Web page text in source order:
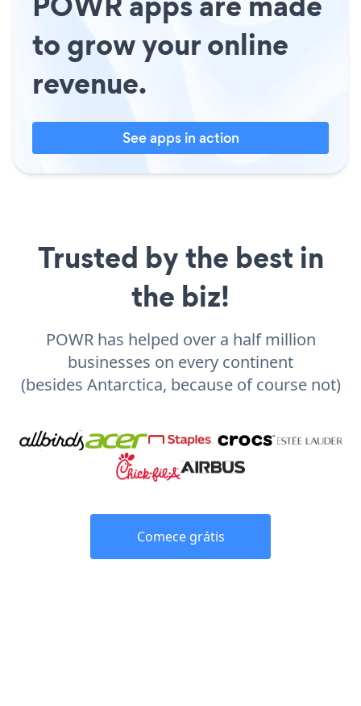
to grow your online
revenue.
See apps in action
Trusted by the best in
the biz!
POWR has helped over a half million
businesses on every continent
(besides Antarctica, because of course not)
Comece grátis